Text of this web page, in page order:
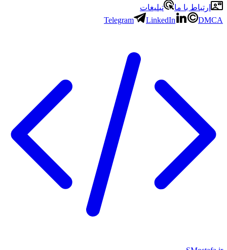
ارتباط با ما
تبلیغات
Telegram
LinkedIn DMCA